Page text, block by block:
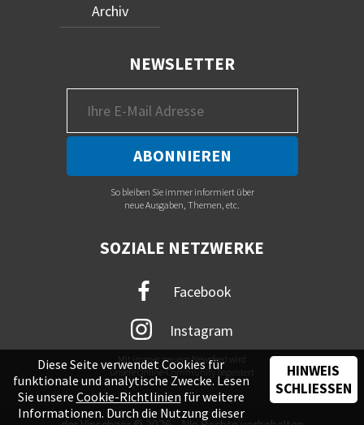
Archiv
NEWSLETTER
So bleiben Sie immer informiert über
neue Ausgaben, Themen, etc.
SOZIALE NETZWERKE
Facebook
Instagram
Mit immer neuem Newsfeed wird
unsere Online-Community begeistert
Diese Seite verwendet Cookies für
funktionale und analytische Zwecke. Lesen
Sie unsere Cookie-Richtlinien für weitere
Informationen. Durch die Nutzung dieser
HINWEIS
SCHLIESSEN